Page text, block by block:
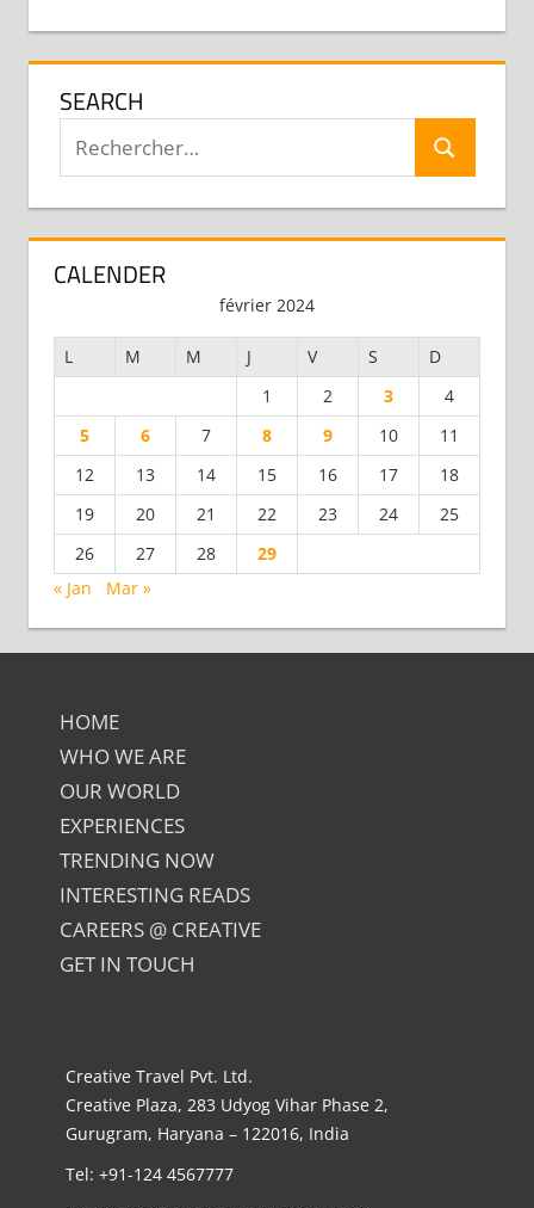
SEARCH
Recherche
pour :
CALENDER
février 2024
L M M J V S
D
1
2 3
4
5
6 7 8 9 10
11
12
13 14 15 16 17
18
19
20 21 22 23 24
25
26
27 28
29
« Jan
Mar »
HOME
WHO WE ARE
OUR WORLD
EXPERIENCES
TRENDING NOW
INTERESTING READS
CAREERS @ CREATIVE
GET IN TOUCH
Creative Travel Pvt. Ltd.
Creative Plaza, 283 Udyog Vihar Phase 2,
Gurugram, Haryana – 122016, India
Tel: +91-124 4567777